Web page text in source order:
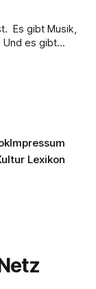
Und es gibt
an dem
Impressum
Lexikon